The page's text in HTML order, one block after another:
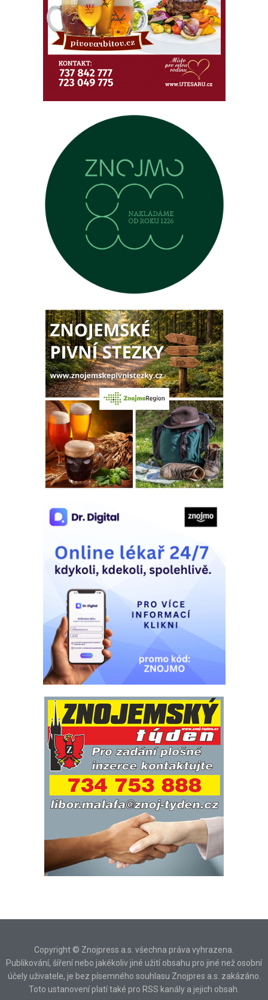
Copyright © Znojpress a.s. všechna práva vyhrazena.
Publikování, šíření nebo jakékoliv jiné užití obsahu pro jiné než osobní
účely uživatele, je bez písemného souhlasu Znojpres a.s. zakázáno.
Toto ustanovení platí také pro RSS kanály a jejich obsah.